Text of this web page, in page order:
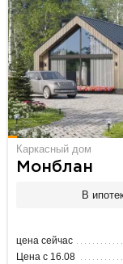
Каркасный дом
Монблан
В
цена сейчас
Цена с 16.08